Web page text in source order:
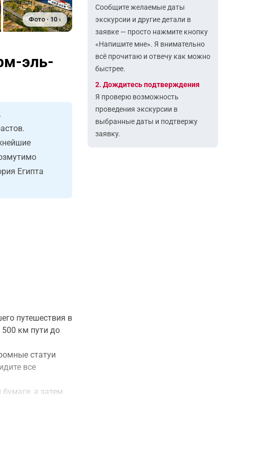
Фото · 10 ›
эль-
Египта
путешествия в
500 км пути до
статуи
все
а затем
в
достояние
сотни фото-
Сообщите желаемые даты
экскурсии и другие детали в
заявке — просто нажмите кнопку
«Напишите мне». Я внимательно
всё прочитаю и отвечу как можно
быстрее.
2. Дождитесь подтверждения
Я проверю возможность
проведения экскурсии в
выбранные даты и подтвержу
заявку.